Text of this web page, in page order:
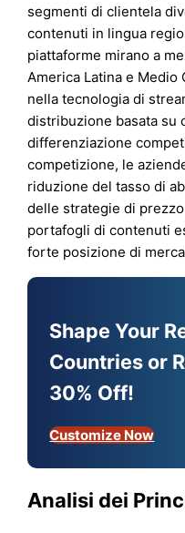
segmenti di clientela
contenuti in lingua
piattaforme mirano a
America Latina e
nella tecnologia di
distribuzione basata su
differenziazione
competizione, le
riduzione del tasso di
delle strategie di
portafogli di contenuti
forte posizione di
Shape Your
Countries or
30% Off!
Customize Now
Analisi dei